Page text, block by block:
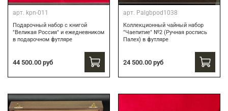
арт. kpn-011
Подарочный набор с книгой
"Великая Россия" и ежедневником
в подарочном футляре
44 500.00 руб
арт. Palgbpod1038
Коллекционный чайный набор
"Чаепитие" №2 (Ручная роспись
Палех) в футляре
24 500.00 руб